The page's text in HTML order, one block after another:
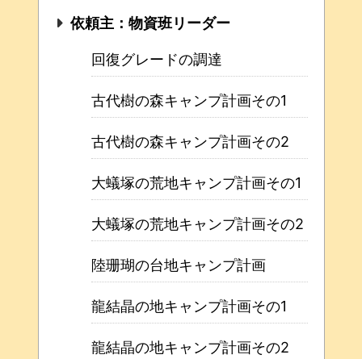
依頼主：物資班リーダー
回復グレードの調達
古代樹の森キャンプ計画その1
古代樹の森キャンプ計画その2
大蟻塚の荒地キャンプ計画その1
大蟻塚の荒地キャンプ計画その2
陸珊瑚の台地キャンプ計画
龍結晶の地キャンプ計画その1
龍結晶の地キャンプ計画その2